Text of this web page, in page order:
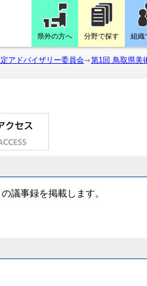
県外の方へ 分野で探す 組織
アドバイザリー委員会
第1回 鳥取県美
議事録を掲載します。